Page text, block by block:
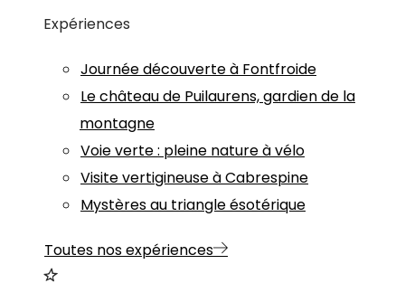
Expériences
Journée découverte à Fontfroide
Le château de Puilaurens, gardien de la
montagne
Voie verte : pleine nature à vélo
Visite vertigineuse à Cabrespine
Mystères au triangle ésotérique
Toutes nos expériences